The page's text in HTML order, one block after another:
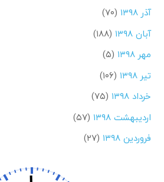
آذر ۱۳۹۸
(۷۰)
آبان ۱۳۹۸
(۱۸۸)
مهر ۱۳۹۸
(۵)
تیر ۱۳۹۸
(۱۰۶)
خرداد ۱۳۹۸
(۷۵)
اردیبهشت ۱۳۹۸
(۵۷)
فروردین ۱۳۹۸
(۲۷)